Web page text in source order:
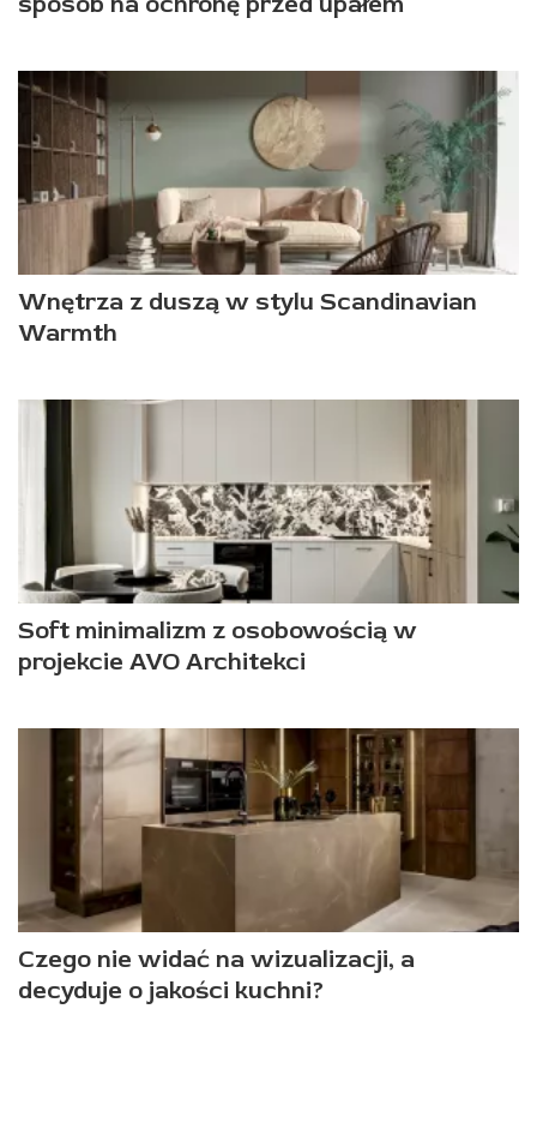
Wnętrza z duszą w stylu Scandinavian
Warmth
Soft minimalizm z osobowością w
projekcie AVO Architekci
Czego nie widać na wizualizacji, a
decyduje o jakości kuchni?